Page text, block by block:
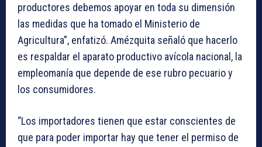
productores debemos apoyar en toda su dimensión
las medidas que ha tomado el Ministerio de
Agricultura”, enfatizó. Amézquita señaló que hacerlo
es respaldar el aparato productivo avícola nacional, la
empleomanía que depende de ese rubro pecuario y
los consumidores.
“Los importadores tienen que estar conscientes de
que para poder importar hay que tener el permiso de